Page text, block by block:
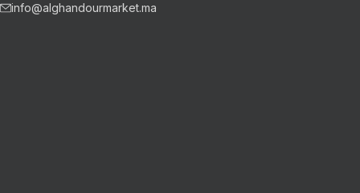
info@alghandourmarket.ma